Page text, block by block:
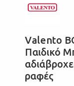
Valento
Παιδικό
ραφές